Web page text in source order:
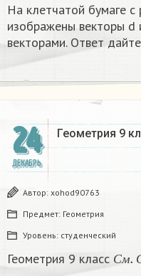
На клетчатой бумаге
изображены векторы
векторами. Ответ
24
ДЕКАБРЬ
Геометрия 9
Автор: xohod90763
Предмет: Геометрия
Уровень: студенческий
Геометрия 9 класс См